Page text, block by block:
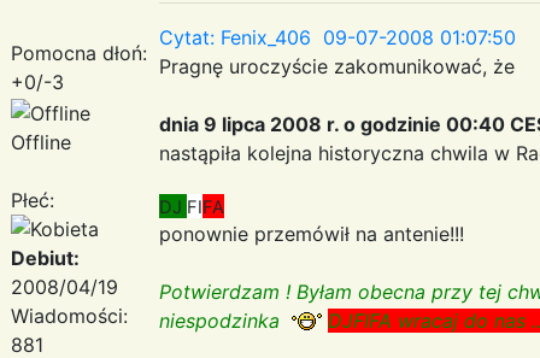
Pomocna dłoń:
+0/-3
Offline
Płeć:
Debiut:
2008/04/19
Wiadomości:
881
Cytat: Fenix_406 09-07-2008 01:07:50
Pragnę uroczyście zakomunikować, że
dnia 9 lipca 2008 r. o godzinie 00:40
nastąpiła kolejna historyczna chwila w
DJ FIFA
ponownie przemówił na antenie!!!
Potwierdzam ! Byłam obecna przy tej
niespodzinka
DJFIFA wracaj do nas